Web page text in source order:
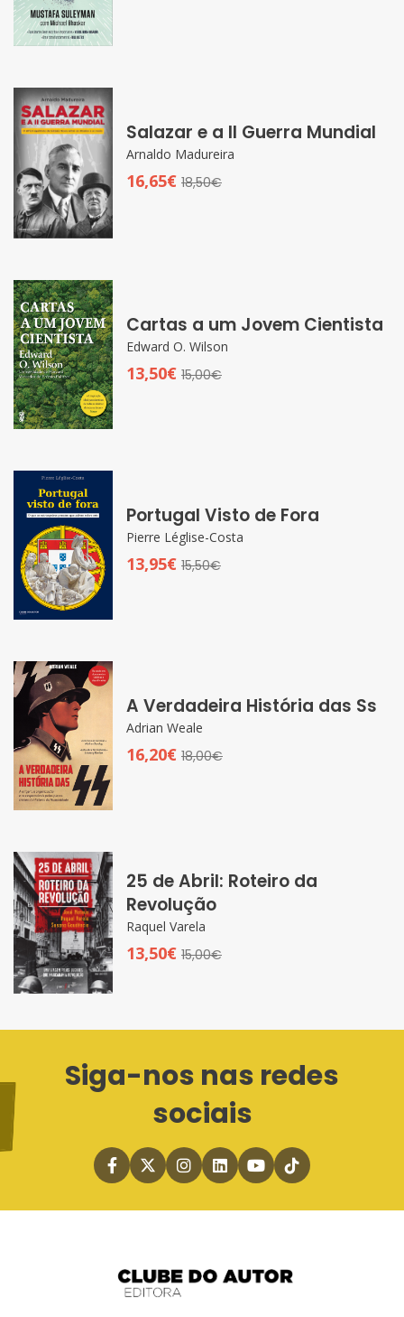
Salazar e a II Guerra Mundial
Arnaldo Madureira
16,65€ 18,50€
Cartas a um Jovem Cientista
Edward O. Wilson
13,50€ 15,00€
Portugal Visto de Fora
Pierre Léglise-Costa
13,95€ 15,50€
A Verdadeira História das Ss
Adrian Weale
16,20€ 18,00€
25 de Abril: Roteiro da
Revolução
Raquel Varela
13,50€ 15,00€
Siga-nos nas redes
sociais